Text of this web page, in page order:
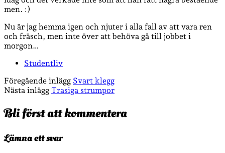
men. :)
Nu är jag hemma igen och njuter i alla fall av att vara ren
och fräsch, men inte över att behöva gå till jobbet i
morgon…
Studentliv
Föregående inlägg Svart klegg
Nästa inlägg Trasiga strumpor
Bli först att kommentera
Lämna ett svar